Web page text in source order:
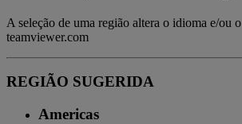
A seleção de uma região altera o idioma e/ou
teamviewer.com
REGIÃO SUGERIDA
Americas